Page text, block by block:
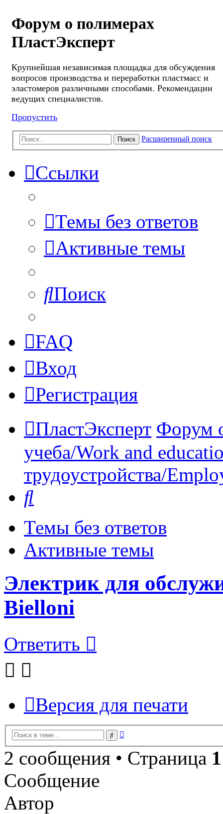
Форум о полимерах
ПластЭксперт
Крупнейшая независимая площадка для обсуждения
вопросов производства и переработки пластмасс и
эластомеров различными способами. Рекомендации
ведущих специалистов.
Пропустить
Поиск Расширенный поиск
Ссылки
Темы без ответов
Активные темы
Поиск
FAQ
Вход
Регистрация
ПластЭксперт Форум
учеба/Work and
трудоустройства/
Темы без ответов
Активные темы
Электрик для
Bielloni
Ответить
Версия для печати
Поиск
2 сообщения • Страница 1
Сообщение
Автор